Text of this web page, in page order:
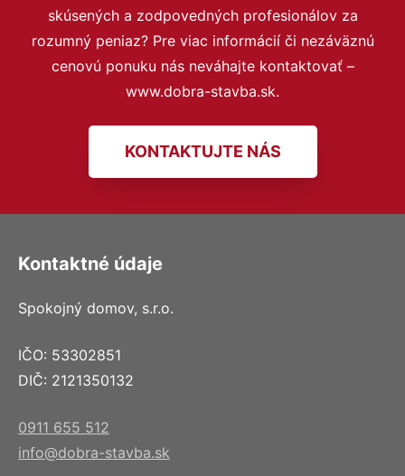
skúsených a zodpovedných profesionálov za
rozumný peniaz? Pre viac informácií či nezáväznú
cenovú ponuku nás neváhajte kontaktovať –
www.dobra-stavba.sk.
KONTAKTUJTE NÁS
Kontaktné údaje
Spokojný domov, s.r.o.
IČO: 53302851
DIČ: 2121350132
0911 655 512
info@dobra-stavba.sk